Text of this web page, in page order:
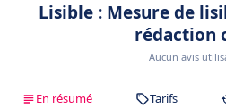
Lisible : Mesure de
rédaction
Aucun avis
En résumé Tarifs